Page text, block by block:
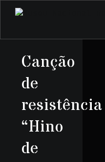
Canção
de
resistência
“Hino
de